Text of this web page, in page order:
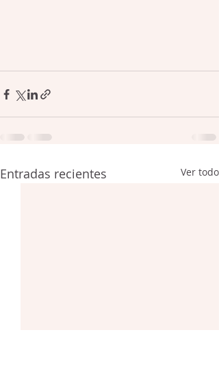
Entradas recientes Ver todo